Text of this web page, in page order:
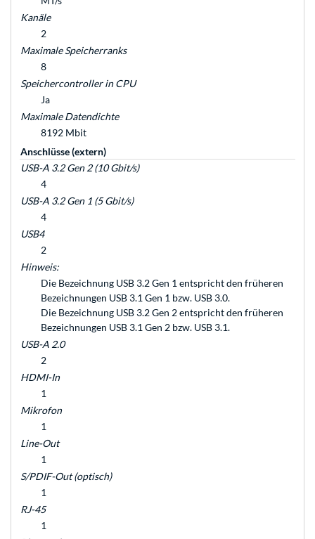
Kanäle
2
Maximale Speicherranks
8
Speichercontroller in CPU
Ja
Maximale Datendichte
8192 Mbit
Anschlüsse (extern)
USB-A 3.2 Gen 2 (10 Gbit/s)
4
USB-A 3.2 Gen 1 (5 Gbit/s)
4
USB4
2
Hinweis:
Die Bezeichnung USB 3.2 Gen 1 entspricht den früheren
Bezeichnungen USB 3.1 Gen 1 bzw. USB 3.0.
Die Bezeichnung USB 3.2 Gen 2 entspricht den früheren
Bezeichnungen USB 3.1 Gen 2 bzw. USB 3.1.
USB-A 2.0
2
HDMI-In
1
Mikrofon
1
Line-Out
1
S/PDIF-Out (optisch)
1
RJ-45
1